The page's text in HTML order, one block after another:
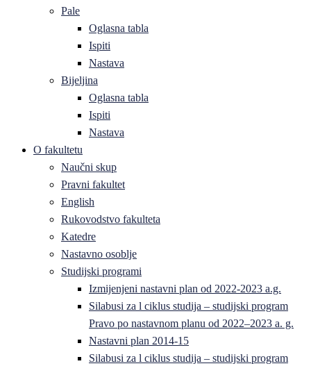
Pale
Oglasna tabla
Ispiti
Nastava
Bijeljina
Oglasna tabla
Ispiti
Nastava
O fakultetu
Naučni skup
Pravni fakultet
English
Rukovodstvo fakulteta
Katedre
Nastavno osoblje
Studijski programi
Izmijenjeni nastavni plan od 2022-2023 a.g.
Silabusi za l ciklus studija – studijski program
Pravo po nastavnom planu od 2022–2023 a. g.
Nastavni plan 2014-15
Silabusi za l ciklus studija – studijski program